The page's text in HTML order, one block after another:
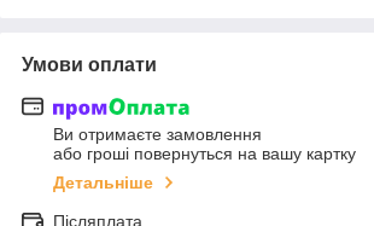
Умови оплати
Ви отримаєте замовлення
або гроші повернуться на вашу картку
Детальніше
Післяплата